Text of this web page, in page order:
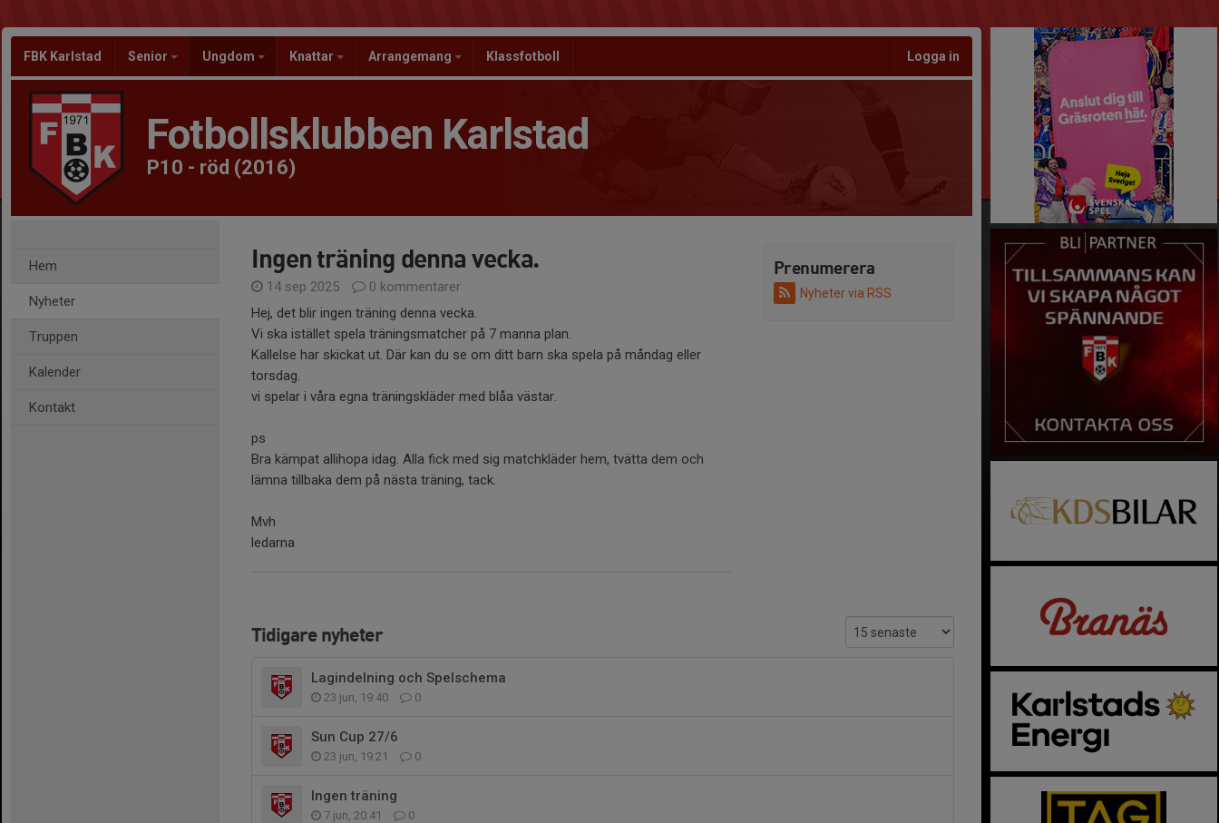
FBK Karlstad Senior Ungdom Knattar Arrangemang Klassfotboll Logga in
Fotbollsklubben Karlstad
P10 - röd (2016)
Hem
Nyheter
Truppen
Kalender
Kontakt
Prenumerera
Nyheter via RSS
Ingen träning denna vecka.
14 sep 2025
0 kommentarer
Hej, det blir ingen träning denna vecka.
Vi ska istället spela träningsmatcher på 7 manna plan.
Kallelse har skickat ut. Där kan du se om ditt barn ska spela på måndag eller
torsdag.
vi spelar i våra egna träningskläder med blåa västar.
ps
Bra kämpat allihopa idag. Alla fick med sig matchkläder hem, tvätta dem och
lämna tillbaka dem på nästa träning, tack.
Mvh
ledarna
Tidigare nyheter
Lagindelning och Spelschema
23 jun, 19:40 0
Sun Cup 27/6
23 jun, 19:21 0
Ingen träning
7 jun, 20:41 0